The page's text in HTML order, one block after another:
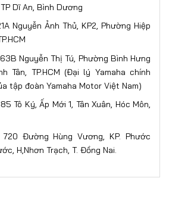
Dĩ An, Bình Dương
Nguyễn Ảnh Thủ, KP2, Phường Hiệp
Nguyễn Thị Tú, Phường Bình Hưng
Tân, TP.HCM (Đại lý Yamaha chính
tập đoàn Yamaha Motor Việt Nam)
Tô Ký, Ấp Mới 1, Tân Xuân, Hóc Môn,
Đường Hùng Vương, KP. Phước
H,Nhơn Trạch, T. Đồng Nai​​​.